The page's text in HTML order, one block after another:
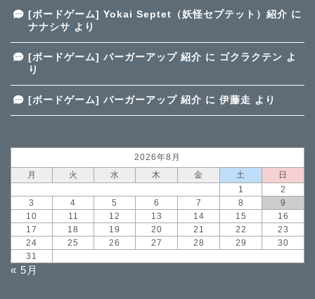
[ボードゲーム] Yokai Septet（妖怪セプテット）紹介 に
ナナシサ より
[ボードゲーム] バーガーアップ 紹介 に ゴクラクテン よ
り
[ボードゲーム] バーガーアップ 紹介 に 伊藤走 より
2026年8月
月
火 水 木 金 土
日
1
2
3
4 5 6 7 8
9
10
11 12 13 14 15
16
17
18 19 20 21 22
23
24
25 26 27 28 29
30
31
« 5月